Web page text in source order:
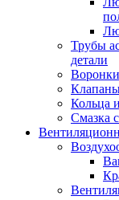
Трубы
детали
Кольца
Смазка